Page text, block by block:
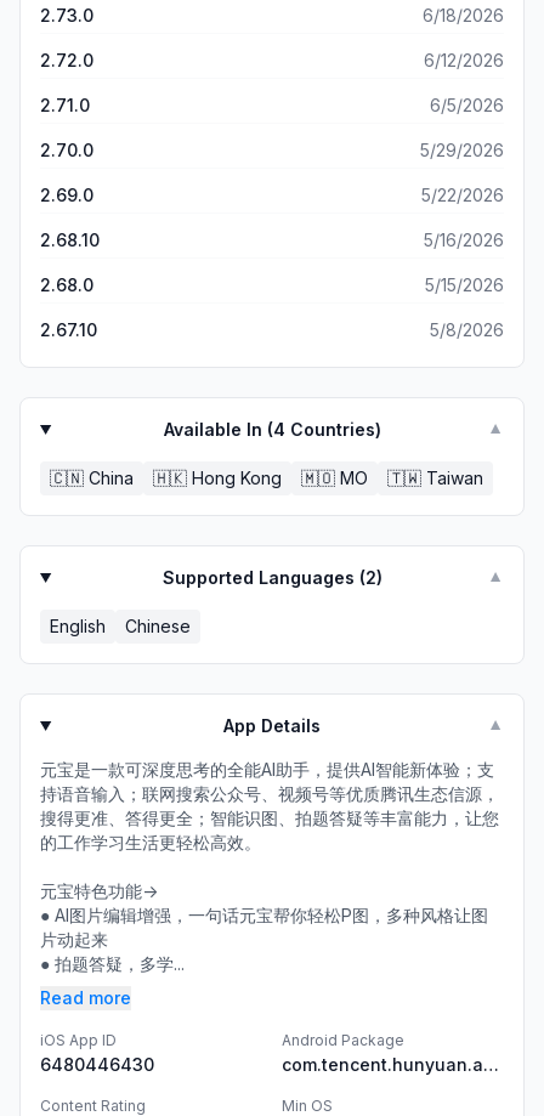
2.73.0 6/18/2026
2.72.0 6/12/2026
2.71.0 6/5/2026
2.70.0 5/29/2026
2.69.0 5/22/2026
2.68.10 5/16/2026
2.68.0 5/15/2026
2.67.10 5/8/2026
Available In (4 Countries) ▼
🇨🇳 China 🇭🇰 Hong Kong 🇲🇴 MO 🇹🇼 Taiwan
Supported Languages (2) ▼
English Chinese
App Details ▼
元宝是一款可深度思考的全能AI助手，提供AI智能新体验；支
持语音输入；联网搜索公众号、视频号等优质腾讯生态信源，
搜得更准、答得更全；智能识图、拍题答疑等丰富能力，让您
的工作学习生活更轻松高效。
元宝特色功能->
● AI图片编辑增强，一句话元宝帮你轻松P图，多种风格让图
片动起来
● 拍题答疑，多学...
Read more
iOS App ID
6480446430
Android Package
com.tencent.hunyuan.app.chat
Content Rating Min OS